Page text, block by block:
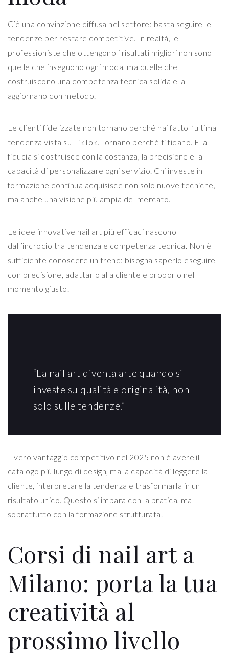
C’è una convinzione diffusa nel settore: basta seguire le
tendenze per restare competitive. In realtà, le
professioniste che ottengono i risultati migliori non sono
quelle che inseguono ogni moda, ma quelle che
costruiscono una competenza tecnica solida e la
aggiornano con metodo.
Le clienti fidelizzate non tornano perché hai fatto l’ultima
tendenza vista su TikTok. Tornano perché ti fidano. E la
fiducia si costruisce con la costanza, la precisione e la
capacità di personalizzare ogni servizio. Chi investe in
formazione continua acquisisce non solo nuove tecniche,
ma anche una visione più ampia del mercato.
Le idee innovative nail art più efficaci nascono
dall’incrocio tra tendenza e competenza tecnica. Non è
sufficiente conoscere un trend: bisogna saperlo eseguire
con precisione, adattarlo alla cliente e proporlo nel
momento giusto.
“La nail art diventa arte quando si
investe su qualità e originalità, non
solo sulle tendenze.”
Il vero vantaggio competitivo nel 2025 non è avere il
catalogo più lungo di design, ma la capacità di leggere la
cliente, interpretare la tendenza e trasformarla in un
risultato unico. Questo si impara con la pratica, ma
soprattutto con la formazione strutturata.
Corsi di nail art a
Milano: porta la tua
creatività al
prossimo livello